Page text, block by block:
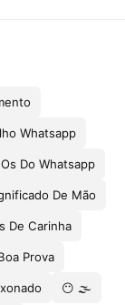
Whatsapp
Do Whatsapp
De Mão
De Carinha
Prova
😶 🌫️